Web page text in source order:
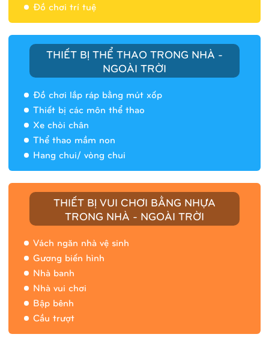
Đồ chơi trí tuệ
THIẾT BỊ THỂ THAO TRONG NHÀ -
NGOÀI TRỜI
Đồ chơi lắp ráp bằng mút xốp
Thiết bị các môn thể thao
Xe chòi chân
Thể thao mầm non
Hang chui/ vòng chui
THIẾT BỊ VUI CHƠI BẰNG NHỰA
TRONG NHÀ - NGOÀI TRỜI
Vách ngăn nhà vệ sinh
Gương biến hình
Nhà banh
Nhà vui chơi
Bập bênh
Cầu trượt
Nhà banh 9H5408